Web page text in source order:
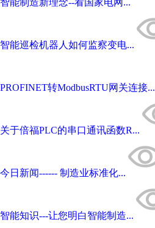
智能制造新理念--看国家电网...
智能巡检机器人如何监察变电...
PROFINET转ModbusRTU网关连接...
关于倍福PLC的串口通讯函数R...
今日新闻------ 制造业标准化...
智能知识---让您明白智能制造...